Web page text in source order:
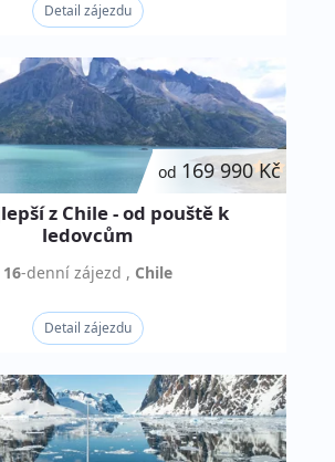
Detail zájezdu
od 169 990 Kč
z Chile - od pouště k
ledovcům
16-dennízájezd , Chile
Detail zájezdu